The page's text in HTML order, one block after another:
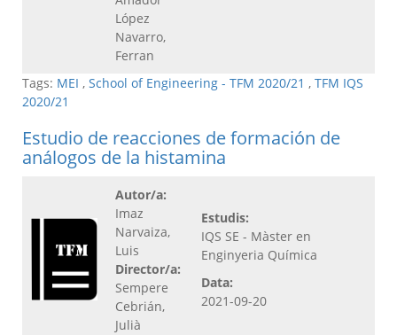
López
Navarro,
Ferran
Tags: MEI , School of Engineering - TFM 2020/21 , TFM IQS
2020/21
Estudio de reacciones de formación de
análogos de la histamina
Autor/a:
Imaz
Narvaiza,
Luis
Director/a:
Sempere
Cebrián,
Julià
Estudis:
IQS SE - Màster en
Enginyeria Química
Data:
2021-09-20